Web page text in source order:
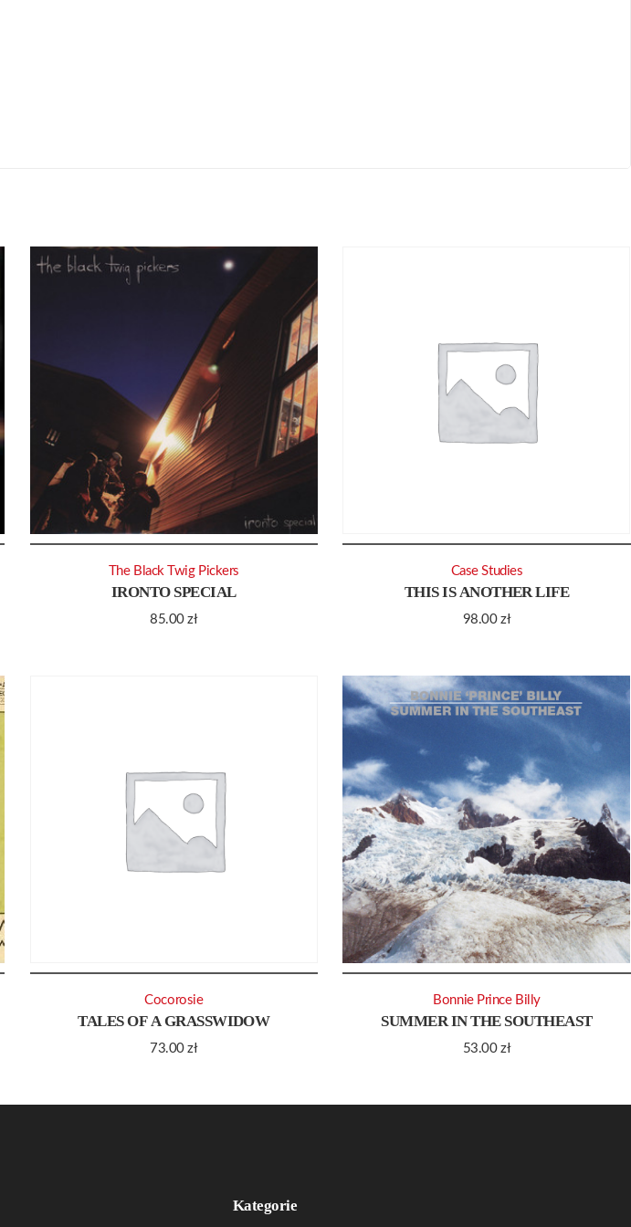
IRONTO SPECIAL
85.00zł
The Black Twig Pickers
THIS IS ANOTHER LIFE
98.00zł
Case Studies
TALES OF A GRASSWIDOW
73.00zł
Cocorosie
SUMMER IN THE SOUTHEAST
53.00zł
Bonnie Prince Billy
Kategorie